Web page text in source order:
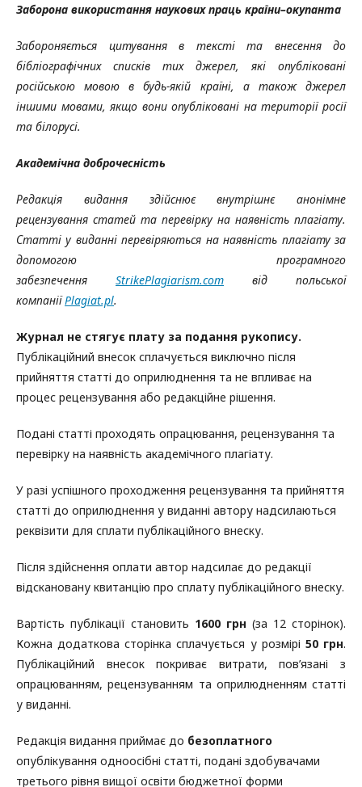
Заборона використання наукових праць країни–окупанта
Забороняється цитування в тексті та внесення до
бібліографічних списків тих джерел, які опубліковані
російською мовою в будь-якій країні, а також джерел
іншими мовами, якщо вони опубліковані на території росії
та білорусі.
Академічна доброчесність
Редакція видання здійснює внутрішнє анонімне
рецензування статей та перевірку на наявність плагіату.
Статті у виданні перевіряються на наявність плагіату за
допомогою програмного
забезпечення StrikePlagiarism.com від польської
компаніїPlagiat.pl.
Журнал не стягує плату за подання рукопису.
Публікаційний внесок сплачується виключно після
прийняття статті до оприлюднення та не впливає на
процес рецензування або редакційне рішення.
Подані статті проходять опрацювання, рецензування та
перевірку на наявність академічного плагіату.
У разі успішного проходження рецензування та прийняття
статті до оприлюднення у виданні автору надсилаються
реквізити для сплати публікаційного внеску.
Після здійснення оплати автор надсилає до редакції
відскановану квитанцію про сплату публікаційного внеску.
Вартість публікації становить 1600 грн (за 12 сторінок).
Кожна додаткова сторінка сплачується у розмірі 50 грн.
Публікаційний внесок покриває витрати, пов’язані з
опрацюванням, рецензуванням та оприлюдненням статті
у виданні.
Редакція видання приймає до безоплатного
опублікування одноосібні статті, подані здобувачами
третього рівня вищої освіти бюджетної форми